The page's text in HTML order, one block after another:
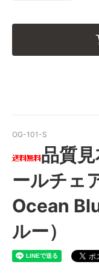
OG-101-S
品質
ールチェ
Ocean
ルー）